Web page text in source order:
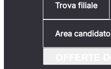
Trova filiale
Area candidato